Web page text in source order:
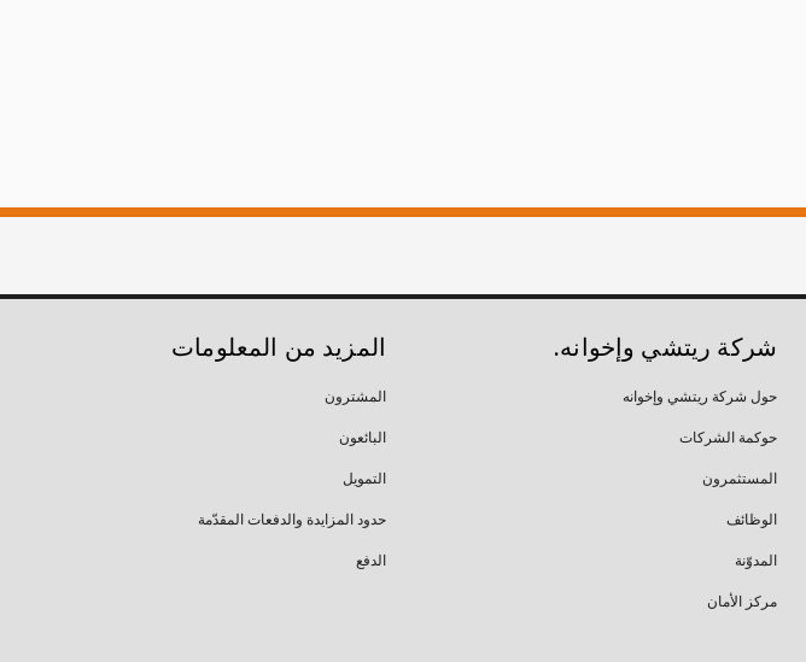
شركة ريتشي وإخوانه.
حول شركة ريتشي وإخوانه
حوكمة الشركات
المستثمرون
الوظائف
المدوّنة
مركز الأمان
المزيد من المعلومات
المشترون
البائعون
التمويل
حدود المزايدة والدفعات المقدّمة
الدفع